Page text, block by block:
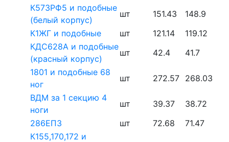
К573РФ5 и подобные
(белый корпус)
шт 151.43
148.9
К1ЖГ и подобные
шт 121.14
119.12
КДС628А и подобные
(красный корпус)
шт 42.4
41.7
1801 и подобные 68
ног
шт 272.57 268.03
ВДМ за 1 секцию 4
ноги
шт 39.37
38.72
286ЕП3
шт 72.68
71.47
К155,170,172 и